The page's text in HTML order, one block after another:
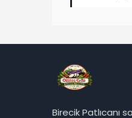
Birecik Patlıcanı